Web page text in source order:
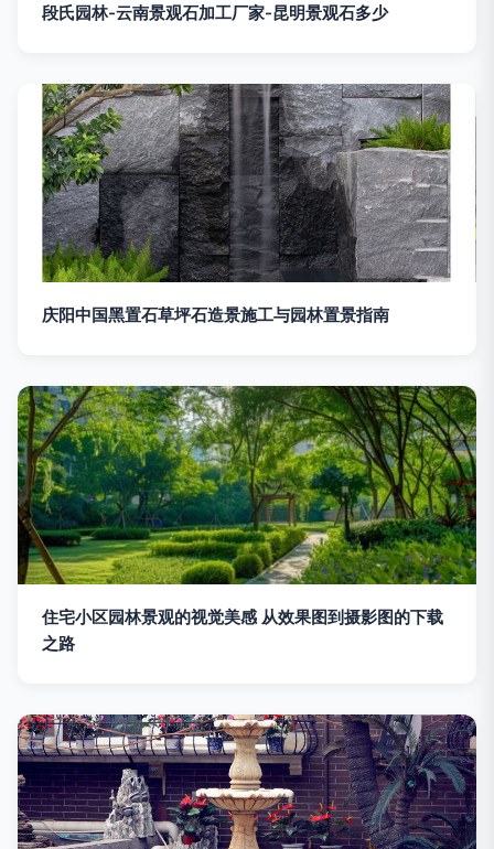
段氏园林-云南景观石加工厂家-昆明景观石多少
庆阳中国黑置石草坪石造景施工与园林置景指南
住宅小区园林景观的视觉美感 从效果图到摄影图的下载
之路